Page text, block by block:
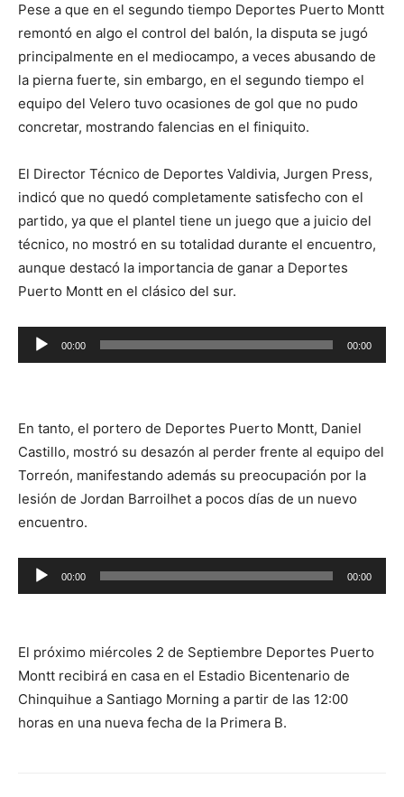
Pese a que en el segundo tiempo Deportes Puerto Montt
remontó en algo el control del balón, la disputa se jugó
principalmente en el mediocampo, a veces abusando de
la pierna fuerte, sin embargo, en el segundo tiempo el
equipo del Velero tuvo ocasiones de gol que no pudo
concretar, mostrando falencias en el finiquito.
El Director Técnico de Deportes Valdivia, Jurgen Press,
indicó que no quedó completamente satisfecho con el
partido, ya que el plantel tiene un juego que a juicio del
técnico, no mostró en su totalidad durante el encuentro,
aunque destacó la importancia de ganar a Deportes
Puerto Montt en el clásico del sur.
Reproductor
de
00:00 00:00
En tanto, el portero de Deportes Puerto Montt, Daniel
Castillo, mostró su desazón al perder frente al equipo del
Torreón, manifestando además su preocupación por la
lesión de Jordan Barroilhet a pocos días de un nuevo
encuentro.
Reproductor
de
00:00 00:00
El próximo miércoles 2 de Septiembre Deportes Puerto
Montt recibirá en casa en el Estadio Bicentenario de
Chinquihue a Santiago Morning a partir de las 12:00
horas en una nueva fecha de la Primera B.